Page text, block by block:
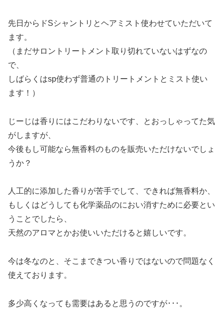
先日からドSシャントリとヘアミスト使わせていただいて
ます。
（まだサロントリートメント取り切れていないはずなの
で、
しばらくはsp使わず普通のトリートメントとミスト使い
ます！）
じーじは香りにはこだわりないです、とおっしゃってた気
がしますが、
今後もし可能なら無香料のものを販売いただけないでしょ
うか？
人工的に添加した香りが苦手でして、できれば無香料か、
もしくはどうしても化学薬品のにおい消すために必要とい
うことでしたら、
天然のアロマとかお使いいただけると嬉しいです。
今は冬なのと、そこまできつい香りではないので問題なく
使えております。
多少高くなっても需要はあると思うのですが･･･。